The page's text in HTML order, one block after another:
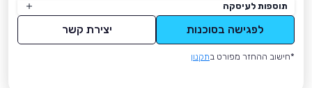
תוספות לעיסקה
לפגישה בסוכנות יצירת קשר
*חישוב ההחזר מפורט בתקנון